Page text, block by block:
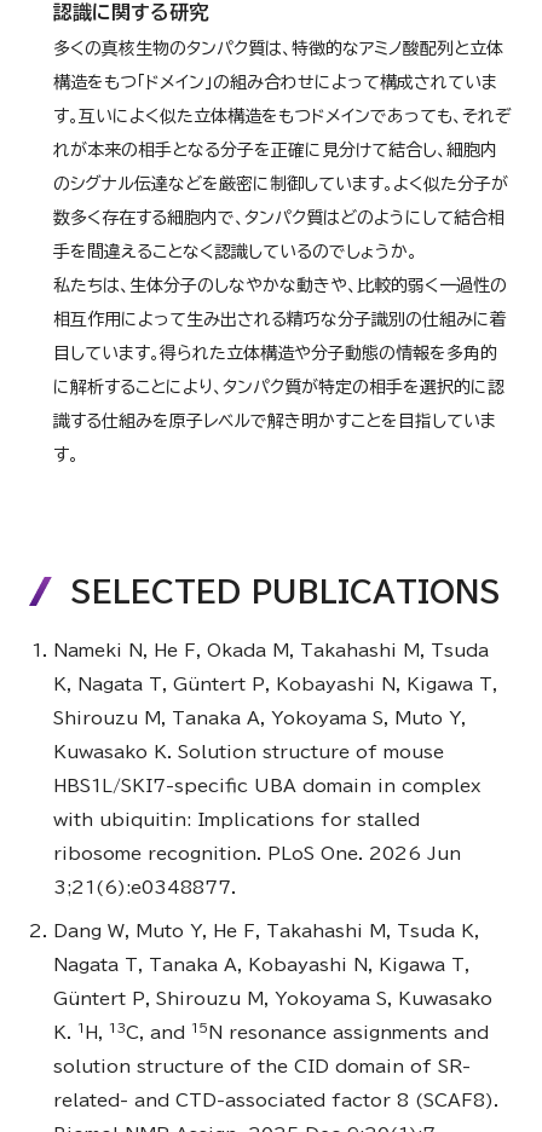
認識に関する研究
多くの真核生物のタンパク質は、特徴的なアミノ酸配列と立体
構造をもつ「ドメイン」の組み合わせによって構成されていま
す。互いによく似た立体構造をもつドメインであっても、それぞ
れが本来の相手となる分子を正確に見分けて結合し、細胞内
のシグナル伝達などを厳密に制御しています。よく似た分子が
数多く存在する細胞内で、タンパク質はどのようにして結合相
手を間違えることなく認識しているのでしょうか。
私たちは、生体分子のしなやかな動きや、比較的弱く一過性の
相互作用によって生み出される精巧な分子識別の仕組みに着
目しています。得られた立体構造や分子動態の情報を多角的
に解析することにより、タンパク質が特定の相手を選択的に認
識する仕組みを原子レベルで解き明かすことを目指していま
す。
SELECTED PUBLICATIONS
Nameki N, He F, Okada M, Takahashi M, Tsuda
K, Nagata T, Güntert P, Kobayashi N, Kigawa T,
Shirouzu M, Tanaka A, Yokoyama S, Muto Y,
Kuwasako K. Solution structure of mouse
HBS1L/SKI7-specific UBA domain in complex
with ubiquitin: Implications for stalled
ribosome recognition. PLoS One. 2026 Jun
3;21(6):e0348877.
Dang W, Muto Y, He F, Takahashi M, Tsuda K,
Nagata T, Tanaka A, Kobayashi N, Kigawa T,
Güntert P, Shirouzu M, Yokoyama S, Kuwasako
K.
1 H, 13C, and 15 N resonance assignments and
solution structure of the CID domain of SR-
related- and CTD-associated factor 8 (SCAF8).